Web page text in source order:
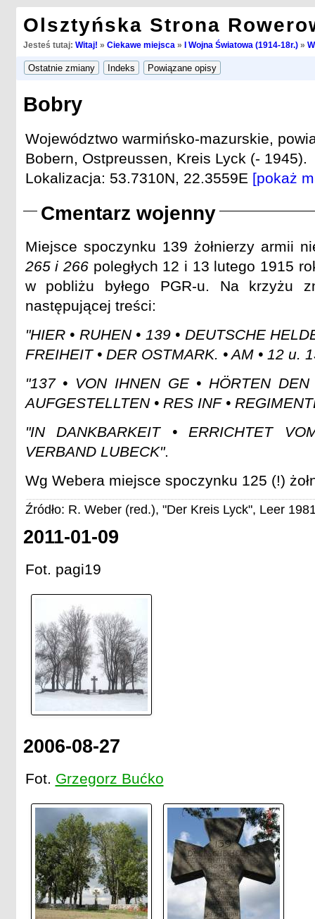
Olsztyńska Strona
Jesteś tutaj: Witaj! » Ciekawe miejsca » I Wojna Światowa (1914-18r.)»
Bobry
Województwo warmińsko-mazurskie,
Bobern, Ostpreussen, Kreis Lyck (- 1945).
Lokalizacja: 53.7310N, 22.3559E [pokaż
Cmentarz wojenny
Miejsce spoczynku 139 żołnierzy armii
265 i 266poległych 12 i 13 lutego 1915
w pobliżu byłego PGR-u. Na krzyżu
następującej treści:
"HIER • RUHEN • 139 • DEUTSCHE
FREIHEIT • DER OSTMARK. • AM • 12 u.
"137 • VON IHNEN GE • HÖRTEN
AUFGESTELLTEN • RES INF •
"IN DANKBARKEIT • ERRICHTET
VERBAND LUBECK".
Wg Webera miejsce spoczynku 125 (!)
Źródło: R. Weber (red.), "Der Kreis Lyck", Leer
2011-01-09
Fot. pagi19
2006-08-27
Fot. Grzegorz Bućko